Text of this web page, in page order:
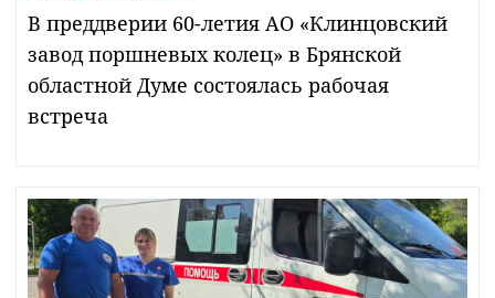
В преддверии 60-летия АО «Клинцовский
завод поршневых колец» в Брянской
областной Думе состоялась рабочая
встреча